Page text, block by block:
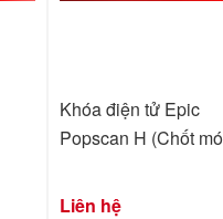
Khóa điện tử Epic
Popscan H (Chốt
Liên hệ